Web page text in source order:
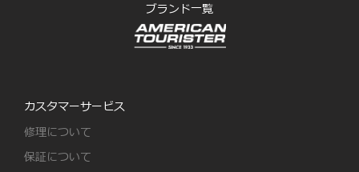
ブランド一覧
カスタマーサービス
修理について
保証について